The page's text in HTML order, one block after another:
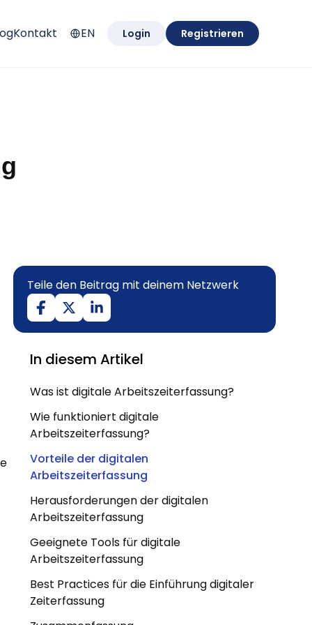
Kontakt EN Login Registrieren
Teile den Beitrag mit deinem Netzwerk
In diesem Artikel
Was ist digitale Arbeitszeiterfassung?
Wie funktioniert digitale
Arbeitszeiterfassung?
Vorteile der digitalen
Arbeitszeiterfassung
Herausforderungen der digitalen
Arbeitszeiterfassung
Geeignete Tools für digitale
Arbeitszeiterfassung
Best Practices für die Einführung digitaler
Zeiterfassung